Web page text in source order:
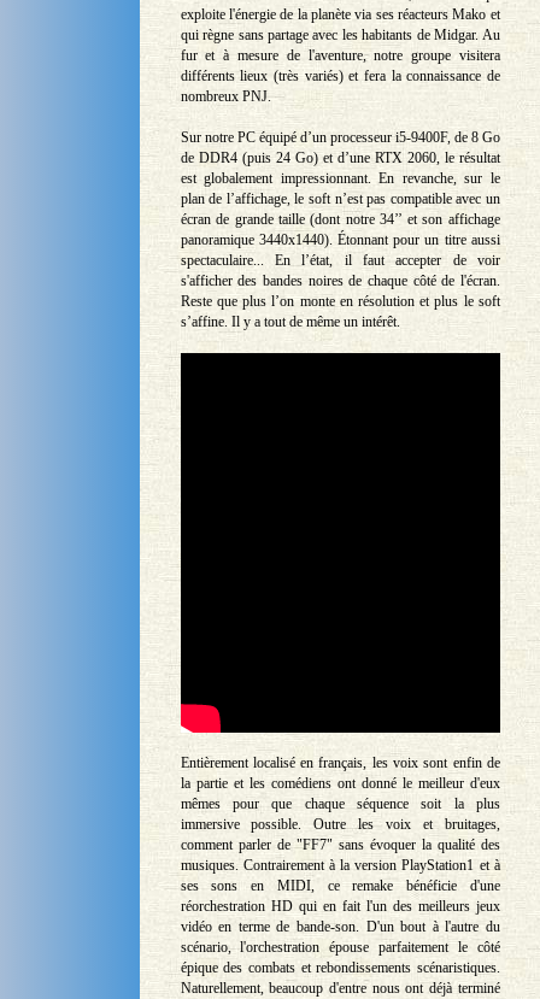
exploite l'énergie de la planète via ses réacteurs Mako et
qui règne sans partage avec les habitants de Midgar. Au
fur et à mesure de l'aventure, notre groupe visitera
différents lieux (très variés) et fera la connaissance de
nombreux PNJ.
Sur notre PC équipé d’un processeur i5-9400F, de 8 Go
de DDR4 (puis 24 Go) et d’une RTX 2060, le résultat
est globalement impressionnant. En revanche, sur le
plan de l’affichage, le soft n’est pas compatible avec un
écran de grande taille (dont notre 34’’ et son affichage
panoramique 3440x1440). Étonnant pour un titre aussi
spectaculaire... En l’état, il faut accepter de voir
s'afficher des bandes noires de chaque côté de l'écran.
Reste que plus l’on monte en résolution et plus le soft
s’affine. Il y a tout de même un intérêt.
Entièrement localisé en français, les voix sont enfin de
la partie et les comédiens ont donné le meilleur d'eux
mêmes pour que chaque séquence soit la plus
immersive possible. Outre les voix et bruitages,
comment parler de "FF7" sans évoquer la qualité des
musiques. Contrairement à la version PlayStation1 et à
ses sons en MIDI, ce remake bénéficie d'une
réorchestration HD qui en fait l'un des meilleurs jeux
vidéo en terme de bande-son. D'un bout à l'autre du
scénario, l'orchestration épouse parfaitement le côté
épique des combats et rebondissements scénaristiques.
Naturellement, beaucoup d'entre nous ont déjà terminé